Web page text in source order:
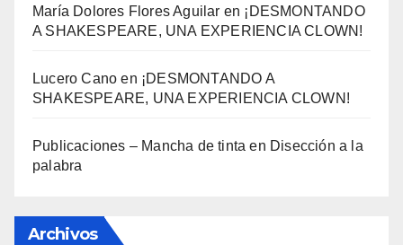
María Dolores Flores Aguilar en ¡DESMONTANDO
A SHAKESPEARE, UNA EXPERIENCIA CLOWN!
Lucero Cano en ¡DESMONTANDO A
SHAKESPEARE, UNA EXPERIENCIA CLOWN!
Publicaciones – Mancha de tinta en Disección a la
palabra
Archivos